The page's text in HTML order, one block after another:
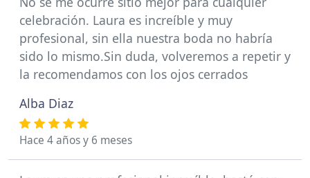
celebración. Laura es increíble y muy
profesional, sin ella nuestra boda no habría
sido lo mismo.Sin duda, volveremos a repetir y
la recomendamos con los ojos cerrados
Alba Diaz
Hace 4 años y 6 meses